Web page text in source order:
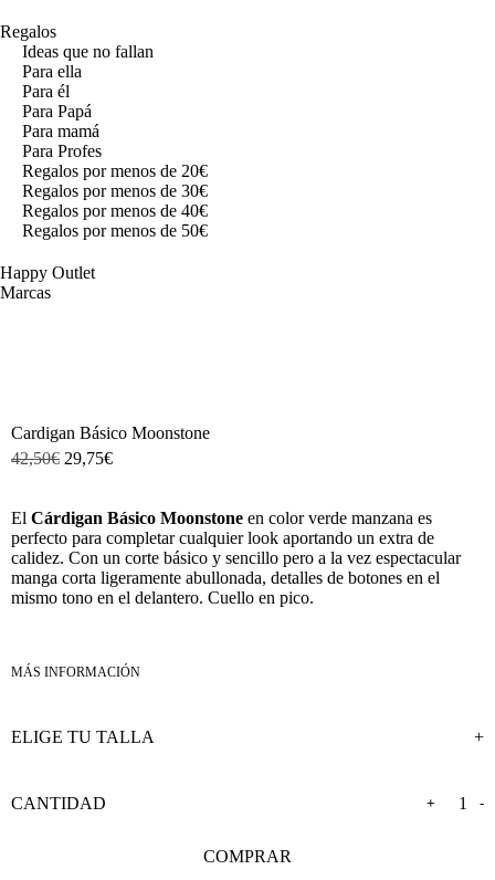
Regalos
Ideas que no fallan
Para ella
Para él
Para Papá
Para mamá
Para Profes
Regalos por menos de 20€
Regalos por menos de 30€
Regalos por menos de 40€
Regalos por menos de 50€
Happy Outlet
Marcas
Cardigan Básico Moonstone
42,50€ 29,75€
El Cárdigan Básico Moonstone en color verde manzana es
perfecto para completar cualquier look aportando un extra de
calidez. Con un corte básico y sencillo pero a la vez espectacular
manga corta ligeramente abullonada, detalles de botones en el
mismo tono en el delantero. Cuello en pico.
-
+
COMPRAR